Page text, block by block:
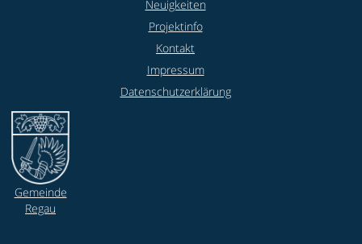
Neuigkeiten
Projektinfo
Kontakt
Impressum
Datenschutzerklärung
Gemeinde
Regau